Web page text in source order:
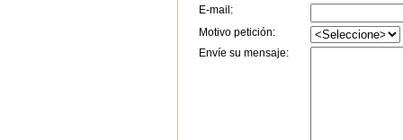
E-mail:
Motivo petición:
Envíe su mensaje: